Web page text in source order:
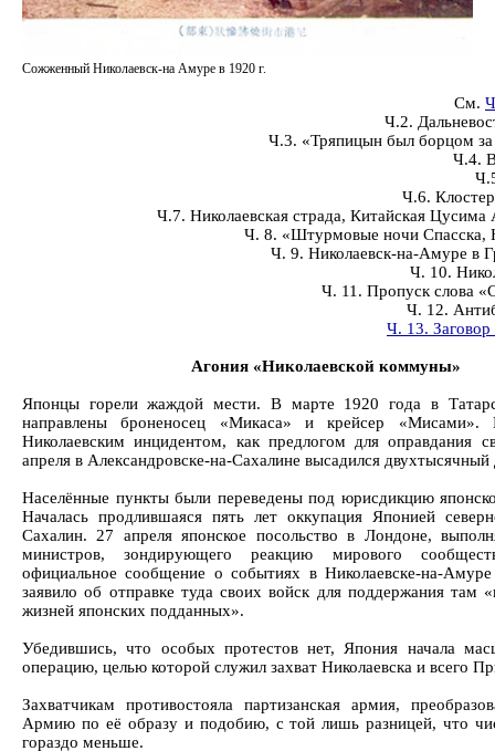
Сожженный Николаевск-на Амуре в 1920 г.
См.
Ч.2.
Ч.3. «Тряпицын был борцом за
Ч.4.
Ч.6.
Ч.7. Николаевская страда, Китайская Цусима
Ч. 8. «Штурмовые ночи Спасска,
Ч. 9. Николаевск-на-Амуре в
Ч. 10.
Ч. 11. Пропуск слова
Ч. 12.
Ч. 13.
Агония «Николаевской коммуны»
Японцы горели жаждой мести. В марте 1920 года в
направлены броненосец «Микаса» и крейсер «Мисами».
Николаевским инцидентом, как предлогом для оправдания
апреля в Александровске-на-Сахалине высадился двухтысячный
Населённые пункты были переведены под юрисдикцию
Началась продлившаяся пять лет оккупация Японией
Сахалин. 27 апреля японское посольство в Лондоне,
министров, зондирующего реакцию мирового
официальное сообщение о событиях в Николаевске-на-
заявило об отправке туда своих войск для поддержания там
жизней японских подданных».
Убедившись, что особых протестов нет, Япония начала
операцию, целью которой служил захват Николаевска и всего
Захватчикам противостояла партизанская армия,
Армию по её образу и подобию, с той лишь разницей, что
гораздо меньше.